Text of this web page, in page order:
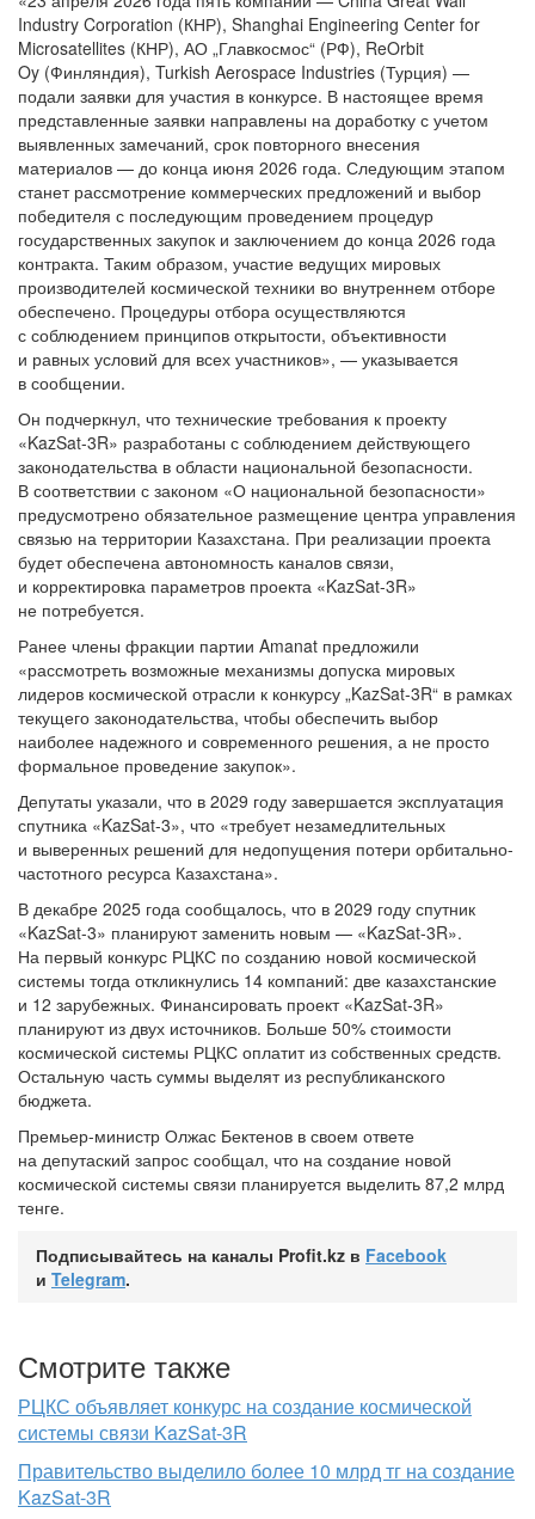
Industry Corporation (КНР), Shanghai Engineering Center for
Microsatellites (КНР), АО „Главкосмос“ (РФ), ReOrbit
Oy (Финляндия), Turkish Aerospace Industries (Турция) —
подали заявки для участия в конкурсе. В настоящее время
представленные заявки направлены на доработку с учетом
выявленных замечаний, срок повторного внесения
материалов — до конца июня 2026 года. Следующим этапом
станет рассмотрение коммерческих предложений и выбор
победителя с последующим проведением процедур
государственных закупок и заключением до конца 2026 года
контракта. Таким образом, участие ведущих мировых
производителей космической техники во внутреннем отборе
обеспечено. Процедуры отбора осуществляются
с соблюдением принципов открытости, объективности
и равных условий для всех участников», — указывается
в сообщении.
Он подчеркнул, что технические требования к проекту
«KazSat-3R» разработаны с соблюдением действующего
законодательства в области национальной безопасности.
В соответствии с законом «О национальной безопасности»
предусмотрено обязательное размещение центра управления
связью на территории Казахстана. При реализации проекта
будет обеспечена автономность каналов связи,
и корректировка параметров проекта «KazSat-3R»
не потребуется.
Ранее члены фракции партии Amanat предложили
«рассмотреть возможные механизмы допуска мировых
лидеров космической отрасли к конкурсу „KazSat-3R“ в рамках
текущего законодательства, чтобы обеспечить выбор
наиболее надежного и современного решения, а не просто
формальное проведение закупок».
Депутаты указали, что в 2029 году завершается эксплуатация
спутника «KazSat-3», что «требует незамедлительных
и выверенных решений для недопущения потери орбитально-
частотного ресурса Казахстана».
В декабре 2025 года сообщалось, что в 2029 году спутник
«KazSat-3» планируют заменить новым — «KazSat-3R».
На первый конкурс РЦКС по созданию новой космической
системы тогда откликнулись 14 компаний: две казахстанские
и 12 зарубежных. Финансировать проект «KazSat-3R»
планируют из двух источников. Больше 50% стоимости
космической системы РЦКС оплатит из собственных средств.
Остальную часть суммы выделят из республиканского
бюджета.
Премьер-министр Олжас Бектенов в своем ответе
на депутаский запрос сообщал, что на создание новой
космической системы связи планируется выделить 87,2 млрд
тенге.
Подписывайтесь на каналы Profit.kz в Facebook
и Telegram.
Смотрите также
РЦКС объявляет конкурс на создание космической
системы связи KazSat-3R
Правительство выделило более 10 млрд тг на создание
KazSat-3R